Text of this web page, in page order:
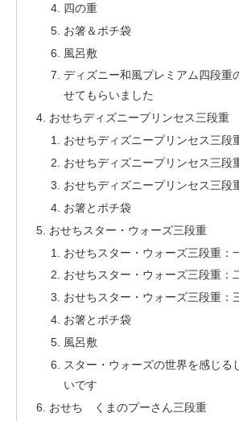
四の重
お箸＆ポチ袋
風呂敷
ディズニー和風プレミアム四段重
せてもらいました
おせちディズニープリンセス三段重
おせちディズニープリンセス三段
おせちディズニープリンセス三段
おせちディズニープリンセス三段
お箸とポチ袋
おせちスター・ウォーズ三段重
おせちスター・ウォーズ三段重：
おせちスター・ウォーズ三段重：
おせちスター・ウォーズ三段重：
お箸とポチ袋
風呂敷
スター・ウォーズの世界を感じる
いです
おせち くまのプーさん三段重